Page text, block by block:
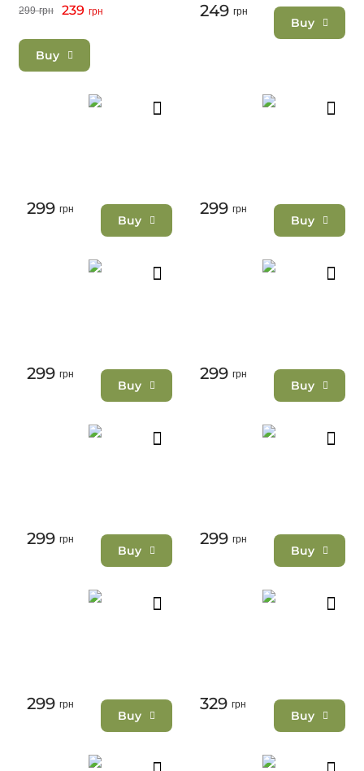
299 грн 239 грн
Buy
249 грн
Buy
299 грн
Buy
299 грн
Buy
299 грн
Buy
299 грн
Buy
299 грн
Buy
299 грн
Buy
299 грн
Buy
329 грн
Buy